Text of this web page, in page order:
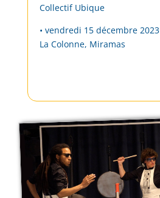
Collectif Ubique
• vendredi 15 décembre 2023
La Colonne, Miramas